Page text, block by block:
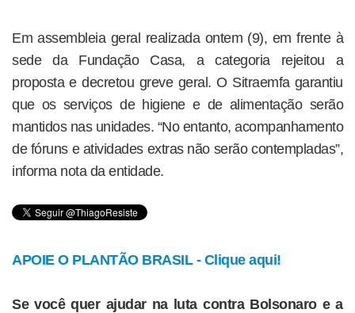
Em assembleia geral realizada ontem (9), em frente à
sede da Fundação Casa, a categoria rejeitou a
proposta e decretou greve geral. O Sitraemfa garantiu
que os serviços de higiene e de alimentação serão
mantidos nas unidades. “No entanto, acompanhamento
de fóruns e atividades extras não serão contempladas”,
informa nota da entidade.
APOIE O PLANTÃO BRASIL - Clique aqui!
Se você quer ajudar na luta contra Bolsonaro e a